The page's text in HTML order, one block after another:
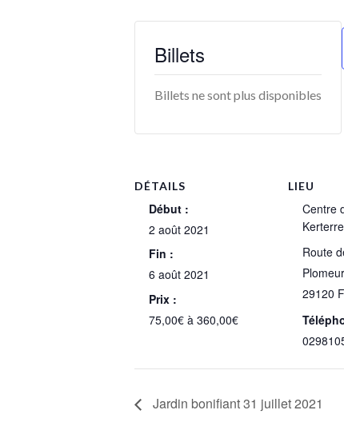
Billets
Billets ne sont plus disponibles
DÉTAILS
Début :
2 août 2021
Fin :
6 août 2021
Prix :
75,00€ à 360,00€
LIEU
Centre
Kerterre
Route
Plomeur
29120
Jardin bonifiant 31 juillet 2021